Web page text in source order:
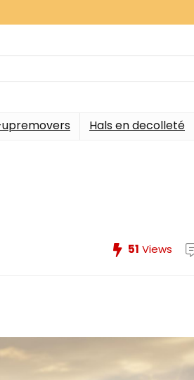
Hals en decolleté
51 Views